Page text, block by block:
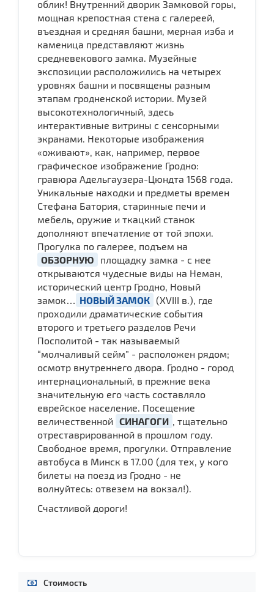
облик! Внутренний дворик Замковой горы,
мощная крепостная стена с галереей,
въездная и средняя башни, мерная изба и
каменица представляют жизнь
средневекового замка. Музейные
экспозиции расположились на четырех
уровнях башни и посвящены разным
этапам гродненской истории. Музей
высокотехнологичный, здесь
интерактивные витрины с сенсорными
экранами. Некоторые изображения
«оживают», как, например, первое
графическое изображение Гродно:
гравюра Адельгаузера-Цюндта 1568 года.
Уникальные находки и предметы времен
Стефана Батория, старинные печи и
мебель, оружие и ткацкий станок
дополняют впечатление от той эпохи.
Прогулка по галерее, подъем на
ОБЗОРНУЮ
площадку замка - с нее
открываются чудесные виды на Неман,
исторический центр Гродно, Новый
замок…
НОВЫЙ ЗАМОК (XVIII в.), где
проходили драматические события
второго и третьего разделов Речи
Посполитой - так называемый
“молчаливый сейм” - расположен рядом;
осмотр внутреннего двора. Гродно - город
интернациональный, в прежние века
значительную его часть составляло
еврейское население. Посещение
величественной СИНАГОГИ
, тщательно
отреставрированной в прошлом году.
Свободное время, прогулки. Отправление
автобуса в Минск в 17.00 (для тех, у кого
билеты на поезд из Гродно - не
волнуйтесь: отвезем на вокзал!).
Счастливой дороги!
Стоимость